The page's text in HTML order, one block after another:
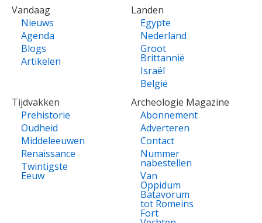
VOET
Vandaag
Nieuws
Agenda
Blogs
Artikelen
Landen
Egypte
Nederland
Groot
Brittannië
Israël
België
Tijdvakken
Prehistorie
Oudheid
Middeleeuwen
Renaissance
Twintigste
Eeuw
Archeologie Magazine
Abonnement
Adverteren
Contact
Nummer
nabestellen
Van
Oppidum
Batavorum
tot Romeins
Fort